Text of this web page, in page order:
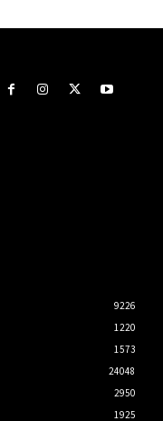
9226
1220
1573
24048
2950
1925